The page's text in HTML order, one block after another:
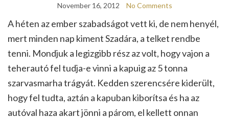
November 16, 2012 No Comments
A héten az ember szabadságot vett ki, de nem henyél,
mert minden nap kiment Szadára, a telket rendbe
tenni. Mondjuk a legizgibb rész az volt, hogy vajon a
teherautó fel tudja-e vinni a kapuig az 5 tonna
szarvasmarha trágyát. Kedden szerencsére kiderült,
hogy fel tudta, aztán a kapuban kiborítsa és ha az
autóval haza akart jönni a párom, el kellett onnan